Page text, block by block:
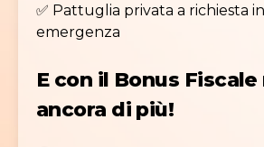
✅ Pattuglia privata a richiesta
emergenza
E con il Bonus
ancora di più!